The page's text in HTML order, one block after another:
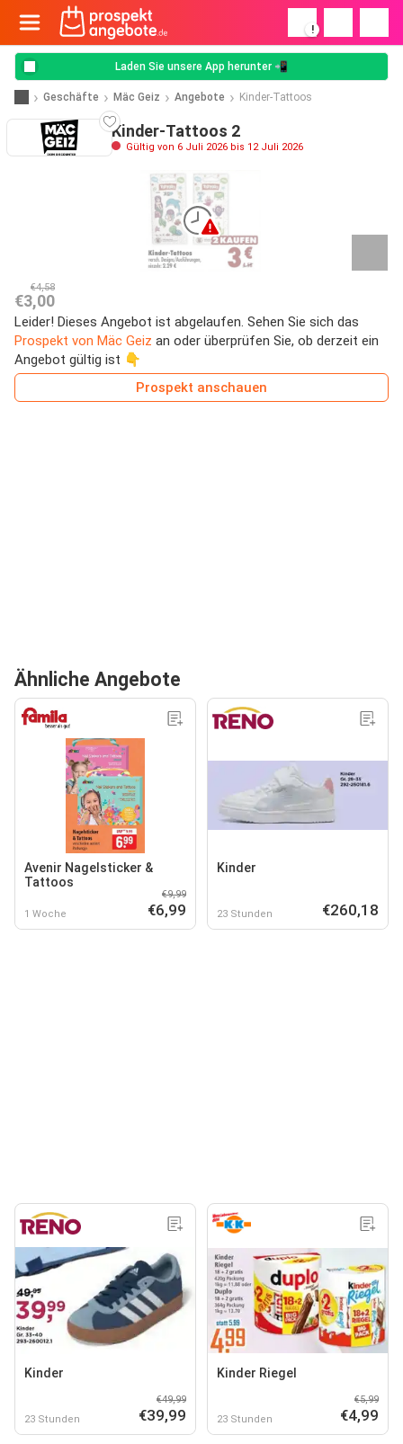
!
Laden Sie unsere App herunter 📲
Geschäfte Mäc Geiz Angebote Kinder-Tattoos
Kinder-Tattoos 2
Gültig von 6 Juli 2026 bis 12 Juli 2026
€4,58
€3,00
Leider! Dieses Angebot ist abgelaufen. Sehen Sie sich das
Prospekt von Mäc Geiz an oder überprüfen Sie, ob derzeit ein
Angebot gültig ist 👇
Prospekt anschauen
Ähnliche Angebote
Avenir Nagelsticker &
Tattoos
1 Woche
€9,99
€6,99
Kinder
23 Stunden €260,18
Kinder
23 Stunden
€49,99
€39,99
Kinder Riegel
23 Stunden
€5,99
€4,99